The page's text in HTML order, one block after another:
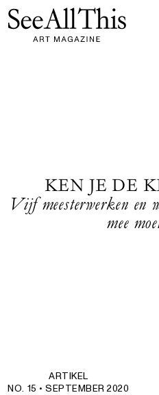
Logo See All This, linkt
KEN JE DE
Vijf meesterwerken en
mee
ARTIKEL
NO. 15 •SEPTEMBER 2020